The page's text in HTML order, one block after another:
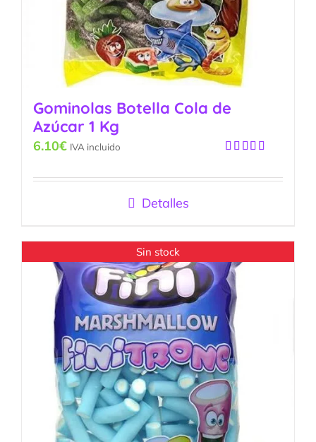
Gominolas Botella Cola de
Azúcar 1 Kg
5
6.10€ IVA incluido
Detalles
Sin stock